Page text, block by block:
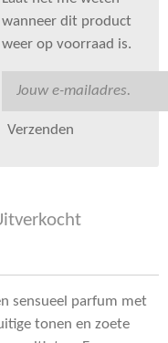
wanneer dit product
weer op voorraad is.
Verzenden
sensueel parfum met
tonen en zoete